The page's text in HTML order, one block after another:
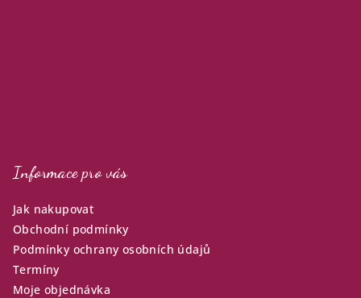
Informace pro vás
Jak nakupovat
Obchodní podmínky
Podmínky ochrany osobních údajů
Termíny
Moje objednávka